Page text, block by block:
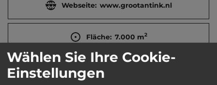
Webseite: www.grootantink.nl
Fläche: 7.000 m2
Öffnungszeiten:
Wählen Sie Ihre Cookie-
Einstellungen